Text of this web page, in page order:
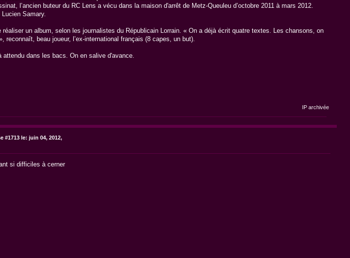
l’ancien buteur du RC Lens a vécu dans la maison d'arrêt de Metz-Queuleu d’octobre 2011 à mars 2012.
Samary.
un album, selon les journalistes du Républicain Lorrain. « On a déjà écrit quatre textes. Les chansons, on
reconnaît, beau joueur, l’ex-international français (8 capes, un but).
dans les bacs. On en salive d'avance.
IP archivée
#1713 le: juin 04, 2012,
si difficiles à cerner